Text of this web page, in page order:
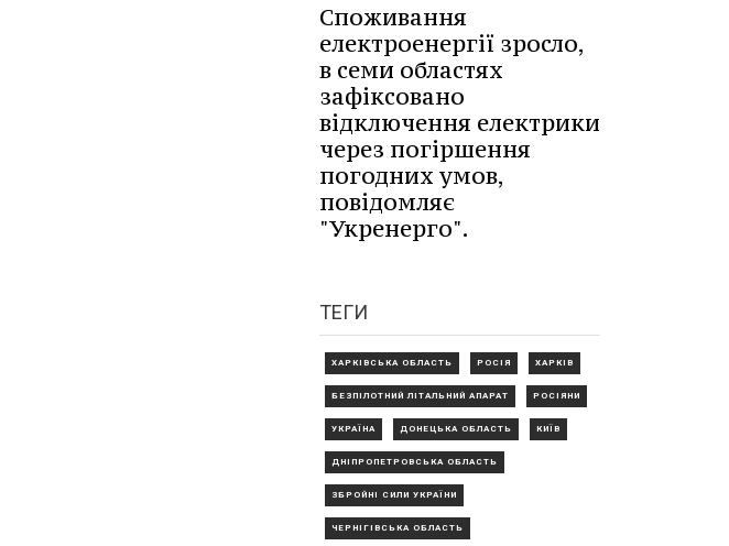
Споживання
електроенергії зросло,
в семи областях
зафіксовано
відключення електрики
через погіршення
погодних умов,
повідомляє
"Укренерго".
ТЕГИ
ХАРКІВСЬКА ОБЛАСТЬ РОСІЯ ХАРКІВ
БЕЗПІЛОТНИЙ ЛІТАЛЬНИЙ АПАРАТ РОСІЯНИ
УКРАЇНА ДОНЕЦЬКА ОБЛАСТЬ КИЇВ
ДНІПРОПЕТРОВСЬКА ОБЛАСТЬ
ЗБРОЙНІ СИЛИ УКРАЇНИ
ЧЕРНІГІВСЬКА ОБЛАСТЬ